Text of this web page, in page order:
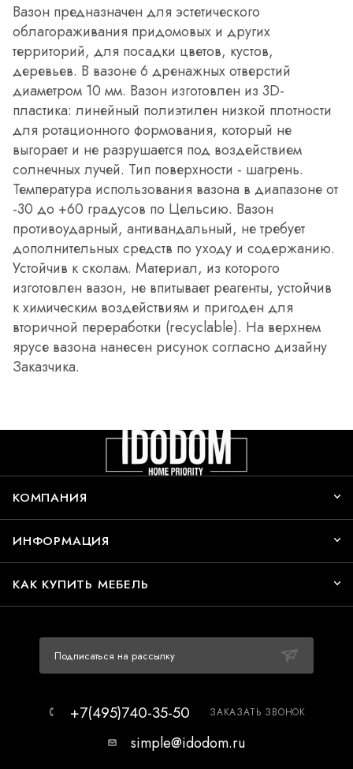
Вазон предназначен для эстетического
облагораживания придомовых и других
территорий, для посадки цветов, кустов,
деревьев. В вазоне 6 дренажных отверстий
диаметром 10 мм. Вазон изготовлен из 3D-
пластика: линейный полиэтилен низкой плотности
для ротационного формования, который не
выгорает и не разрушается под воздействием
солнечных лучей. Тип поверхности - шагрень.
Температура использования вазона в диапазоне от
-30 до +60 градусов по Цельсию. Вазон
противоударный, антивандальный, не требует
дополнительных средств по уходу и содержанию.
Устойчив к сколам. Материал, из которого
изготовлен вазон, не впитывает реагенты, устойчив
к химическим воздействиям и пригоден для
вторичной переработки (recyclable). На верхнем
ярусе вазона нанесен рисунок согласно дизайну
Заказчика.
КОМПАНИЯ
ИНФОРМАЦИЯ
КАК КУПИТЬ МЕБЕЛЬ
Подписаться на рассылку
+7(495)740-35-50 ЗАКАЗАТЬ ЗВОНОК
simple@idodom.ru